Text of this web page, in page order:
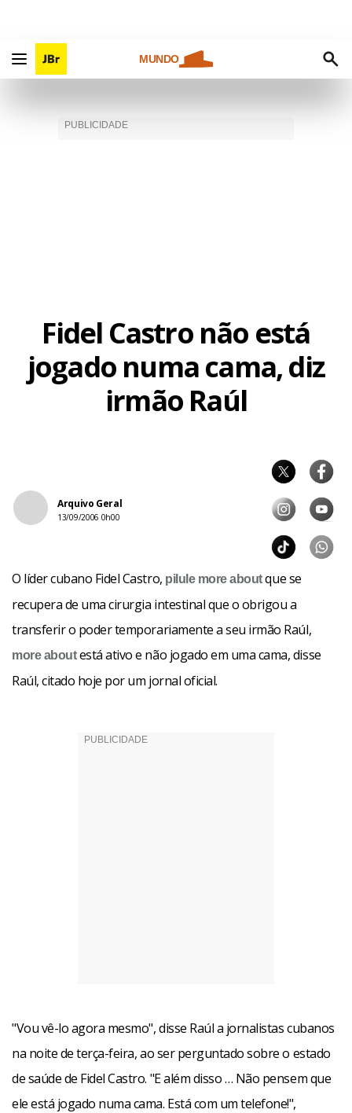
MUNDO
Fidel Castro não está
jogado numa cama, diz
irmão Raúl
Arquivo Geral
13/09/2006 0h00
O líder cubano Fidel Castro, pilule more aboutque se
recupera de uma cirurgia intestinal que o obrigou a
transferir o poder temporariamente a seu irmão Raúl,
more aboutestá ativo e não jogado em uma cama, disse
Raúl, citado hoje por um jornal oficial.
"Vou vê-lo agora mesmo", disse Raúl a jornalistas cubanos
na noite de terça-feira, ao ser perguntado sobre o estado
de saúde de Fidel Castro. "E além disso … Não pensem que
ele está jogado numa cama. Está com um telefone!",